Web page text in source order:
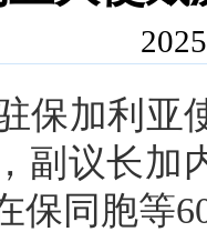
加利亚
副议长加
保同胞等